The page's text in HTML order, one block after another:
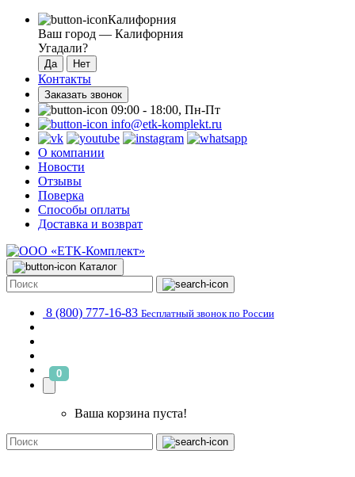
Калифорния
Ваш город — Калифорния
Угадали?
Контакты
Заказать звонок
09:00 - 18:00, Пн-Пт
info@etk-komplekt.ru
О компании
Новости
Отзывы
Поверка
Способы оплаты
Доставка и возврат
Каталог
8 (800) 777-16-83 Бесплатный звонок по России
0
Ваша корзина пуста!